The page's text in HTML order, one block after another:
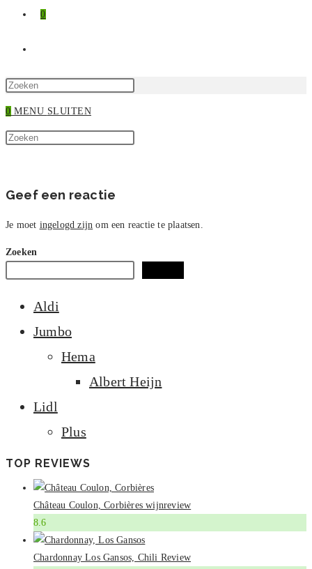
0
ZOEKEN
0 MENU SLUITEN
Zoek
site
zoekpaneel
sluiten.
Geef een reactie
Je moet ingelogd zijn om een reactie te plaatsen.
Zoeken
Aldi
Jumbo
Hema
Albert Heijn
Lidl
Plus
TOP REVIEWS
Château Coulon, Corbières wijnreview
8.6
Chardonnay Los Gansos, Chili Review